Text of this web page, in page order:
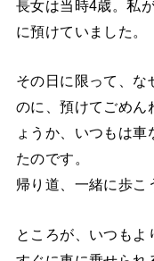
長女は当時4歳。私
に預けていました。
その日に限って、な
のに、預けてごめん
ょうか、いつもは
たのです。
帰り道、一緒に歩こ
ところが、いつもよ